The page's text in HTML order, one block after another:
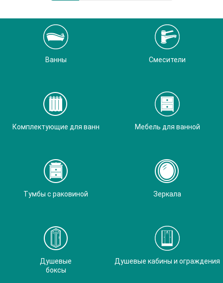
Ванны Смесители
Комплектующие для ванн Мебель для ванной
Тумбы с раковиной Зеркала
Душевые
боксы
Душевые кабины и ограждения